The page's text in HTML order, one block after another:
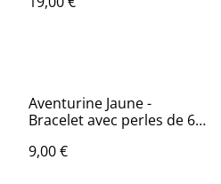
Aventurine Jaune -
Bracelet avec perles de 6
9,00 €